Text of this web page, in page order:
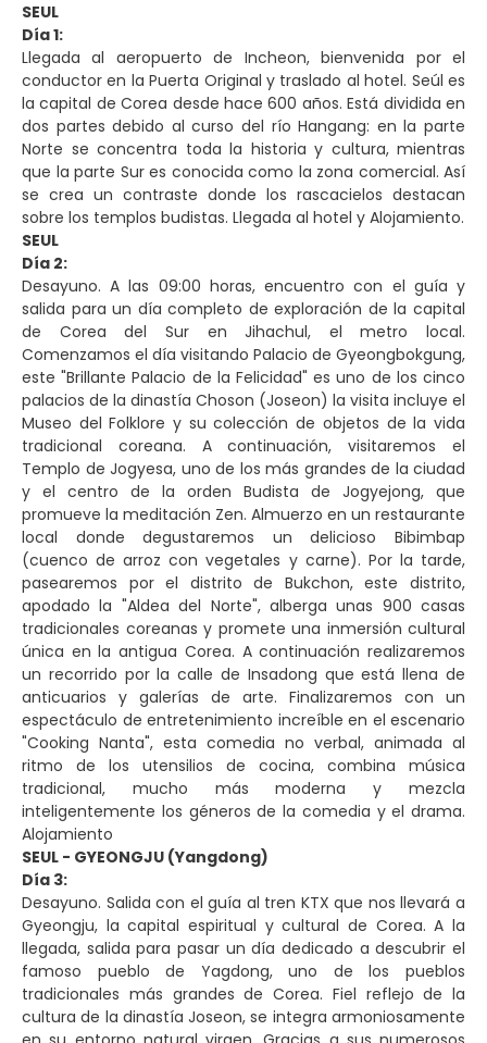
SEUL
Día 1:
Llegada al aeropuerto de Incheon, bienvenida por el
conductor en la Puerta Original y traslado al hotel. Seúl es
la capital de Corea desde hace 600 años. Está dividida en
dos partes debido al curso del río Hangang: en la parte
Norte se concentra toda la historia y cultura, mientras
que la parte Sur es conocida como la zona comercial. Así
se crea un contraste donde los rascacielos destacan
sobre los templos budistas. Llegada al hotel y Alojamiento.
SEUL
Día 2:
Desayuno. A las 09:00 horas, encuentro con el guía y
salida para un día completo de exploración de la capital
de Corea del Sur en Jihachul, el metro local.
Comenzamos el día visitando Palacio de Gyeongbokgung,
este "Brillante Palacio de la Felicidad" es uno de los cinco
palacios de la dinastía Choson (Joseon) la visita incluye el
Museo del Folklore y su colección de objetos de la vida
tradicional coreana. A continuación, visitaremos el
Templo de Jogyesa, uno de los más grandes de la ciudad
y el centro de la orden Budista de Jogyejong, que
promueve la meditación Zen. Almuerzo en un restaurante
local donde degustaremos un delicioso Bibimbap
(cuenco de arroz con vegetales y carne). Por la tarde,
pasearemos por el distrito de Bukchon, este distrito,
apodado la "Aldea del Norte", alberga unas 900 casas
tradicionales coreanas y promete una inmersión cultural
única en la antigua Corea. A continuación realizaremos
un recorrido por la calle de Insadong que está llena de
anticuarios y galerías de arte. Finalizaremos con un
espectáculo de entretenimiento increíble en el escenario
"Cooking Nanta", esta comedia no verbal, animada al
ritmo de los utensilios de cocina, combina música
tradicional, mucho más moderna y mezcla
inteligentemente los géneros de la comedia y el drama.
Alojamiento
SEUL - GYEONGJU (Yangdong)
Día 3:
Desayuno. Salida con el guía al tren KTX que nos llevará a
Gyeongju, la capital espiritual y cultural de Corea. A la
llegada, salida para pasar un día dedicado a descubrir el
famoso pueblo de Yagdong, uno de los pueblos
tradicionales más grandes de Corea. Fiel reflejo de la
cultura de la dinastía Joseon, se integra armoniosamente